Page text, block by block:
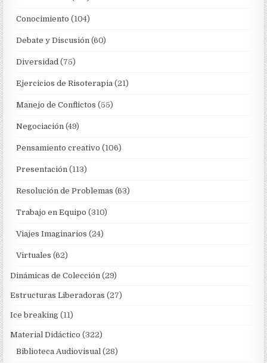
Conocimiento (104)
Debate y Discusión (60)
Diversidad (75)
Ejercicios de Risoterapia (21)
Manejo de Conflictos (55)
Negociación (49)
Pensamiento creativo (106)
Presentación (113)
Resolución de Problemas (63)
Trabajo en Equipo (310)
Viajes Imaginarios (24)
Virtuales (62)
Dinámicas de Colección (29)
Estructuras Liberadoras (27)
Ice breaking (11)
Material Didáctico (322)
Biblioteca Audiovisual (28)